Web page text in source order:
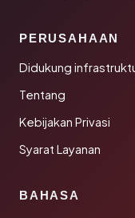
PERUSAHAAN
Didukung
Tentang
Kebijakan Privasi
Syarat Layanan
BAHASA